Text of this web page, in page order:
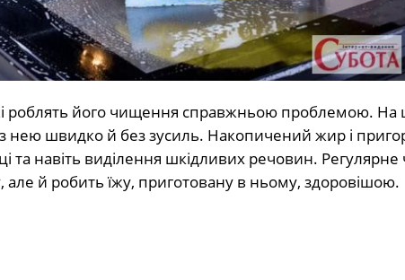
роблять його чищення справжньою проблемою. На
нею швидко й без зусиль. Накопичений жир і
та навіть виділення шкідливих речовин.
й робить їжу, приготовану в ньому, здоровішою.